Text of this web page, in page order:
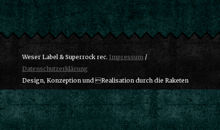
Weser Label & Superrock rec. Impressum/
Datenschutzerklärung
Design, Konzeption und Realisation durch die Raketen